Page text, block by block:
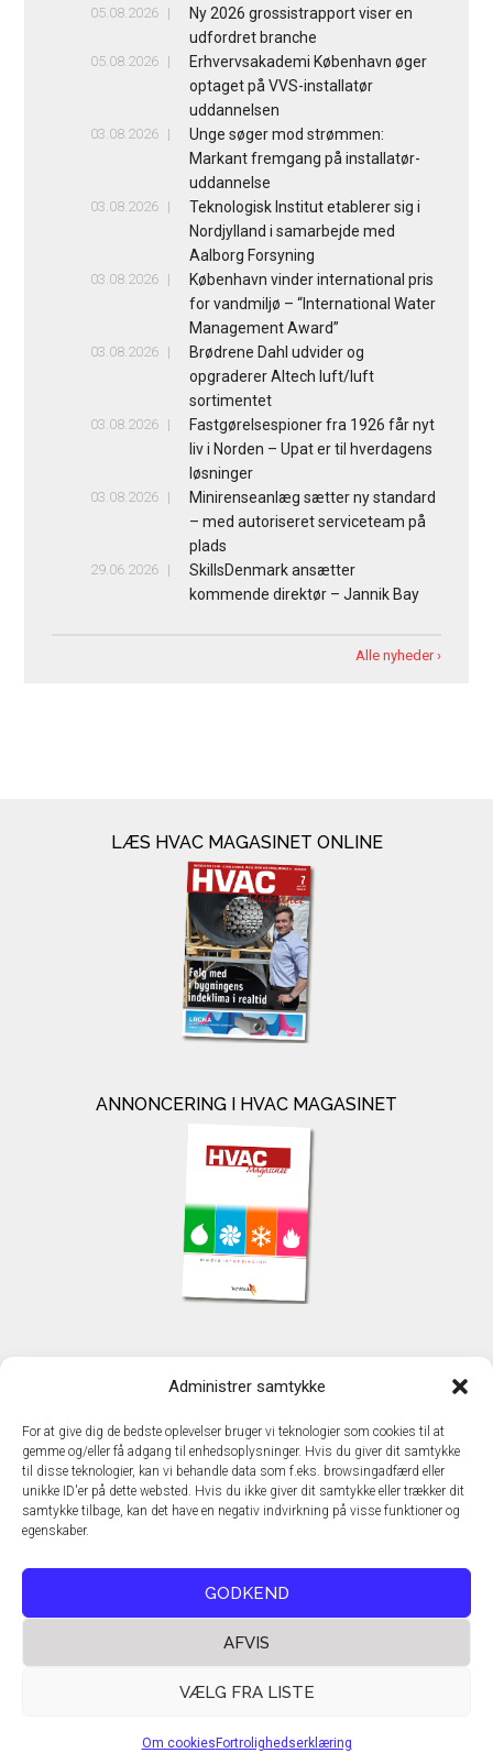
Administrer samtykke
For at give dig de bedste oplevelser bruger vi teknologier som cookies til at
gemme og/eller få adgang til enhedsoplysninger. Hvis du giver dit samtykke
til disse teknologier, kan vi behandle data som f.eks. browsingadfærd eller
unikke ID'er på dette websted. Hvis du ikke giver dit samtykke eller trækker dit
samtykke tilbage, kan det have en negativ indvirkning på visse funktioner og
egenskaber.
GODKEND
AFVIS
VÆLG FRA LISTE
Om cookies Fortrolighedserklæring
05.08.2026
Ny 2026 grossistrapport viser en
udfordret branche
05.08.2026
Erhvervsakademi København øger
optaget på VVS-installatør
uddannelsen
03.08.2026
Unge søger mod strømmen:
Markant fremgang på installatør-
uddannelse
03.08.2026
Teknologisk Institut etablerer sig i
Nordjylland i samarbejde med
Aalborg Forsyning
03.08.2026
København vinder international pris
for vandmiljø – “International Water
Management Award”
03.08.2026
Brødrene Dahl udvider og
opgraderer Altech luft/luft
sortimentet
03.08.2026
Fastgørelsespioner fra 1926 får nyt
liv i Norden – Upat er til hverdagens
løsninger
03.08.2026
Minirenseanlæg sætter ny standard
– med autoriseret serviceteam på
plads
29.06.2026
SkillsDenmark ansætter
kommende direktør – Jannik Bay
Alle nyheder ›
LÆS HVAC MAGASINET ONLINE
ANNONCERING I HVAC MAGASINET
TechMedia A/S
DK - 2600 Glostrup
www.techmedia.dk
Telefon: +45 43 24 26 28
E-mail:info@techmedia.dk